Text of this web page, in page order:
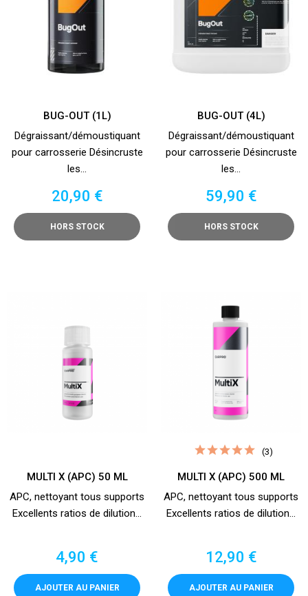
BUG-OUT (1L)
Dégraissant/démoustiquant
pour carrosserie Désincruste
les...
Prix
20,90 €
HORS STOCK
BUG-OUT (4L)
Dégraissant/démoustiquant
pour carrosserie Désincruste
les...
Prix
59,90 €
HORS STOCK
MULTI X (APC) 50 ML
APC, nettoyant tous supports
Excellents ratios de dilution...
Prix
4,90 €
AJOUTER AU PANIER
(3)
MULTI X (APC) 500 ML
APC, nettoyant tous supports
Excellents ratios de dilution...
Prix
12,90 €
AJOUTER AU PANIER